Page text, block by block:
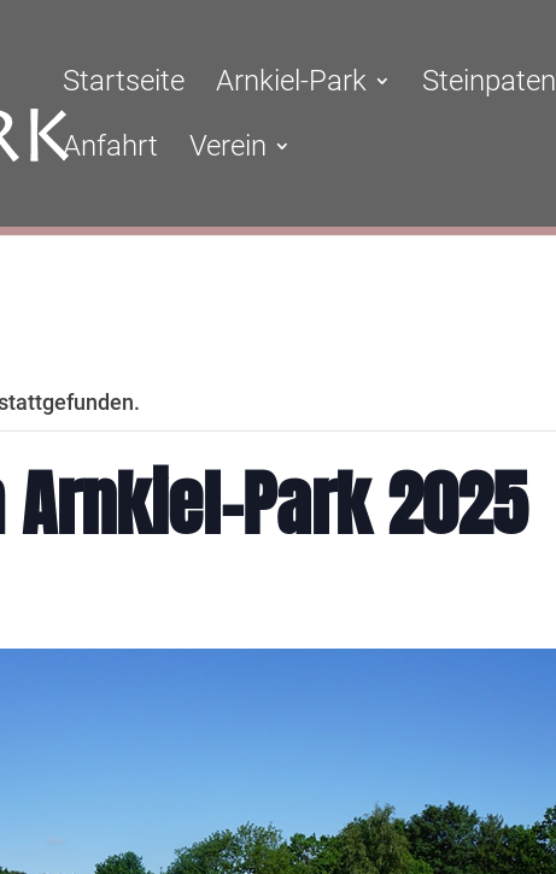
Startseite Arnkiel-Park Steinpaten
Anfahrt
Verein
Park 2025